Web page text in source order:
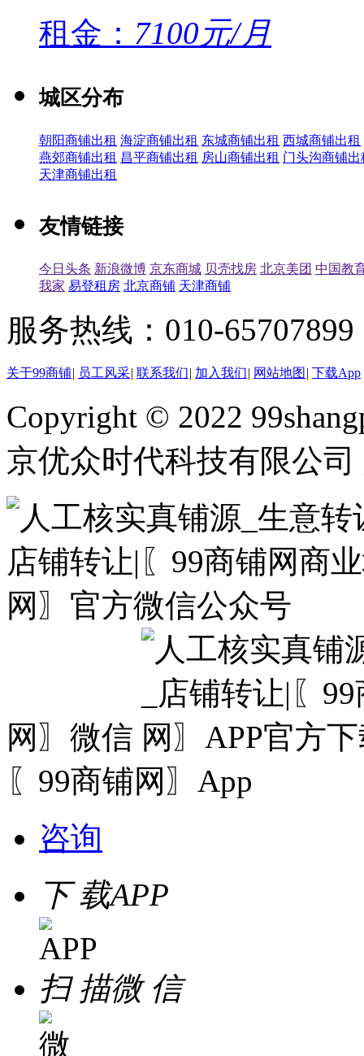
租金： 7100元/月
城区分布
朝阳商铺出租 海淀商铺出租 东城商铺出租 西城商铺出租
燕郊商铺出租 昌平商铺出租 房山商铺出租 门头沟商铺出
天津商铺出租
友情链接
今日头条 新浪微博 京东商城 贝壳找房 北京美团 中国教
我家 易登租房 北京商铺 天津商铺
服务热线：010-
关于99商铺| 员工风采| 联系我们| 加入我们| 网站地图 | 下载App
Copyright © 2022
京优众时代科技有限公
网〗微信
〖99商铺网〗App
咨询
下 载APP
扫 描微 信